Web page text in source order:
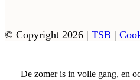
© Copyright 2026 | TSB |
De zomer is in volle gang, en